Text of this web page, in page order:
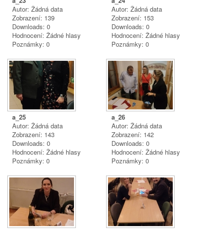
Autor: Žádná data
Zobrazení: 139
Downloads: 0
Hodnocení: Žádné hlasy
Poznámky: 0
Autor: Žádná data
Zobrazení: 153
Downloads: 0
Hodnocení: Žádné hlasy
Poznámky: 0
a_25
Autor: Žádná data
Zobrazení: 143
Downloads: 0
Hodnocení: Žádné hlasy
Poznámky: 0
a_26
Autor: Žádná data
Zobrazení: 142
Downloads: 0
Hodnocení: Žádné hlasy
Poznámky: 0